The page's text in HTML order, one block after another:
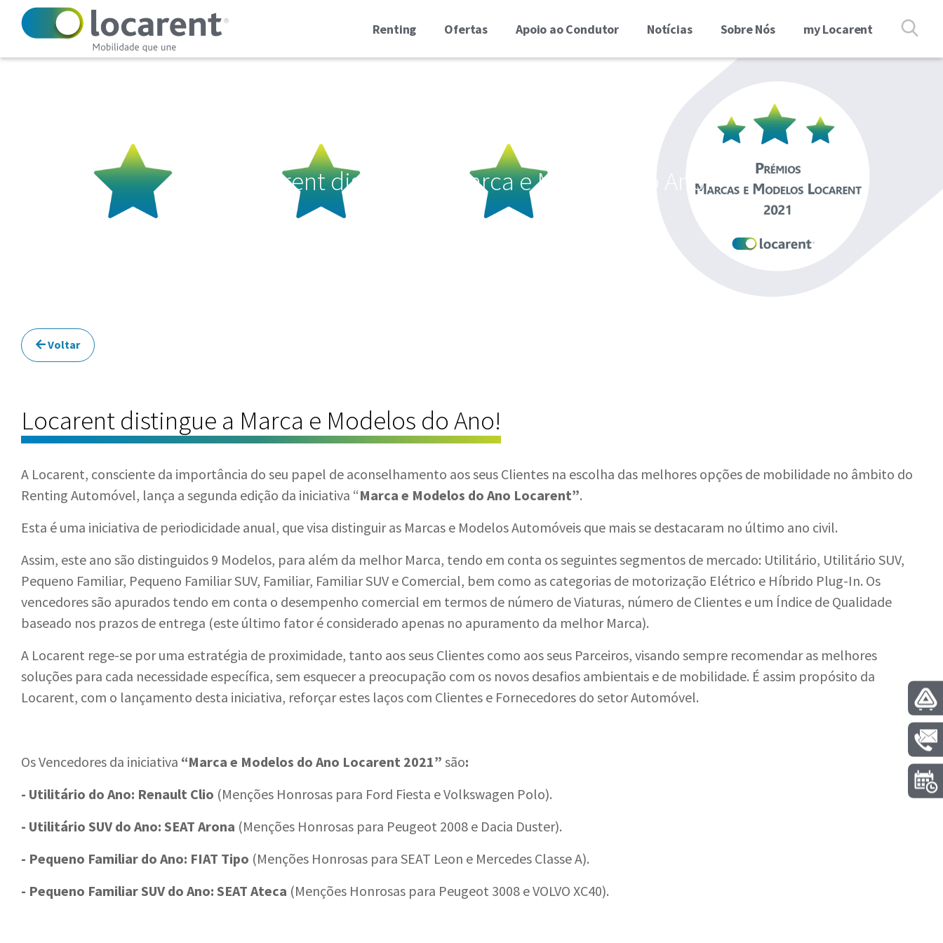
Renting Ofertas Apoio ao Condutor Notícias Sobre Nós my Locarent
Locarent distingue a Marca e Modelos do Ano!
Voltar
Locarent distingue a Marca e Modelos do Ano!
A Locarent, consciente da importância do seu papel de aconselhamento aos seus Clientes na escolha das melhores opções de mobilidade no âmbito do
Renting Automóvel, lança a segunda edição da iniciativa “Marca e Modelos do Ano Locarent”.
Esta é uma iniciativa de periodicidade anual, que visa distinguir as Marcas e Modelos Automóveis que mais se destacaram no último ano civil.
Assim, este ano são distinguidos 9 Modelos, para além da melhor Marca, tendo em conta os seguintes segmentos de mercado: Utilitário, Utilitário SUV,
Pequeno Familiar, Pequeno Familiar SUV, Familiar, Familiar SUV e Comercial, bem como as categorias de motorização Elétrico e Híbrido Plug-In. Os
vencedores são apurados tendo em conta o desempenho comercial em termos de número de Viaturas, número de Clientes e um Índice de Qualidade
baseado nos prazos de entrega (este último fator é considerado apenas no apuramento da melhor Marca).
A Locarent rege-se por uma estratégia de proximidade, tanto aos seus Clientes como aos seus Parceiros, visando sempre recomendar as melhores
soluções para cada necessidade específica, sem esquecer a preocupação com os novos desafios ambientais e de mobilidade. É assim propósito da
Locarent, com o lançamento desta iniciativa, reforçar estes laços com Clientes e Fornecedores do setor Automóvel.
Os Vencedores da iniciativa “Marca e Modelos do Ano Locarent 2021” são:
- Utilitário do Ano: Renault Clio (Menções Honrosas para Ford Fiesta e Volkswagen Polo).
- Utilitário SUV do Ano: SEAT Arona (Menções Honrosas para Peugeot 2008 e Dacia Duster).
- Pequeno Familiar do Ano: FIAT Tipo (Menções Honrosas para SEAT Leon e Mercedes Classe A).
- Pequeno Familiar SUV do Ano: SEAT Ateca (Menções Honrosas para Peugeot 3008 e VOLVO XC40).